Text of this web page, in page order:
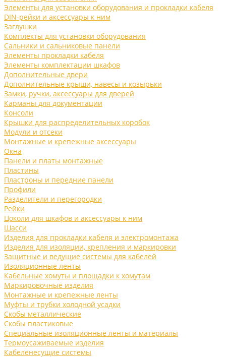
Элементы для установки оборудования и прокладки кабеля
DIN-рейки и аксессуары к ним
Заглушки
Комплекты для установки оборудования
Сальники и сальниковые панели
Элементы прокладки кабеля
Элементы комплектации шкафов
Дополнительные двери
Дополнительные крыши, навесы и козырьки
Замки, ручки, аксессуары для дверей
Карманы для документации
Консоли
Крышки для распределительных коробок
Модули и отсеки
Монтажные и крепежные аксессуары
Окна
Панели и платы монтажные
Пластины
Пластроны и передние панели
Профили
Разделители и перегородки
Рейки
Цоколи для шкафов и аксессуары к ним
Шасси
Изделия для прокладки кабеля и электромонтажа
Изделия для изоляции, крепления и маркировки
Защитные и ведущие системы для кабелей
Изоляционные ленты
Кабельные хомуты и площадки к хомутам
Маркировочные изделия
Монтажные и крепежные ленты
Муфты и трубки холодной усадки
Скобы металлические
Скобы пластиковые
Специальные изоляционные ленты и материалы
Термоусаживаемые изделия
Кабеленесущие системы